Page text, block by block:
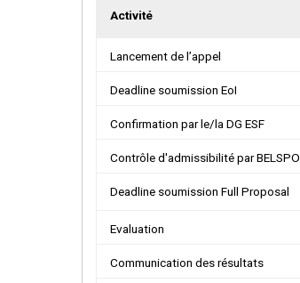
Activité
Lancement de l’appel
Deadline soumission EoI
Confirmation par le/la DG ESF
Contrôle d'admissibilité par BELSPO
Deadline soumission Full Proposal
Evaluation
Communication des résultats